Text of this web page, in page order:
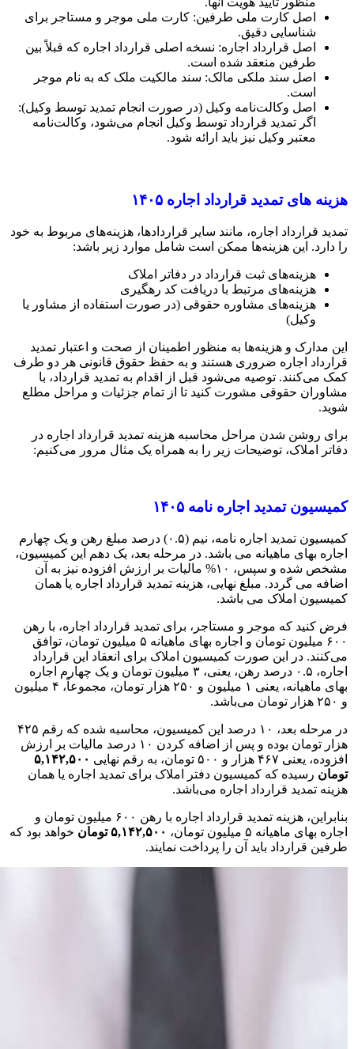
اصل کارت ملی طرفین: کارت ملی موجر و مستاجر برای
شناسایی دقیق.
اصل قرارداد اجاره: نسخه اصلی قرارداد اجاره که قبلاً بین
طرفین منعقد شده است.
اصل سند ملکی مالک: سند مالکیت ملک که به نام موجر
است.
اصل وکالت‌نامه وکیل (در صورت انجام تمدید توسط وکیل):
اگر تمدید قرارداد توسط وکیل انجام می‌شود، وکالت‌نامه
معتبر وکیل نیز باید ارائه شود.
هزینه های تمدید قرارداد اجاره ۱۴۰۵
تمدید قرارداد اجاره، مانند سایر قراردادها، هزینه‌های مربوط به خود
را دارد. این هزینه‌ها ممکن است شامل موارد زیر باشد:
هزینه‌های ثبت قرارداد در دفاتر املاک
هزینه‌های مرتبط با دریافت کد رهگیری
هزینه‌های مشاوره حقوقی (در صورت استفاده از مشاور یا
وکیل)
این مدارک و هزینه‌ها به منظور اطمینان از صحت و اعتبار تمدید
قرارداد اجاره ضروری هستند و به حفظ حقوق قانونی هر دو طرف
کمک می‌کنند. توصیه می‌شود قبل از اقدام به تمدید قرارداد، با
مشاوران حقوقی مشورت کنید تا از تمام جزئیات و مراحل مطلع
شوید.
برای روشن شدن مراحل محاسبه هزینه تمدید قرارداد اجاره در
دفاتر املاک، توضیحات زیر را به همراه یک مثال مرور می‌کنیم:
کمیسیون تمدید اجاره نامه ۱۴۰۵
کمیسیون تمدید اجاره نامه، نیم (۰.۵) درصد مبلغ رهن و یک چهارم
اجاره بهای ماهیانه می باشد. در مرحله بعد، یک دهم این کمیسیون،
مشخص شده و سپس، ۱۰% مالیات بر ارزش افزوده نیز به آن
اضافه می گردد. مبلغ نهایی، هزینه تمدید قرارداد اجاره یا همان
کمیسیون املاک می باشد.
فرض کنید که موجر و مستاجر، برای تمدید قرارداد اجاره، با رهن
۶۰۰ میلیون تومان و اجاره بهای ماهیانه ۵ میلیون تومان، توافق
می‌کنند. در این صورت کمیسیون املاک برای انعقاد این قرارداد
اجاره، ۰.۵ درصد رهن، یعنی، ۳ میلیون تومان و یک چهارم اجاره
بهای ماهیانه، یعنی ۱ میلیون و ۲۵۰ هزار تومان، مجموعاً، ۴ میلیون
و ۲۵۰ هزار تومان می‌باشد.
در مرحله بعد، ۱۰ درصد این کمیسیون، محاسبه شده که رقم ۴۲۵
هزار تومان بوده و پس از اضافه کردن ۱۰ درصد مالیات بر ارزش
افزوده، یعنی ۴۶۷ هزار و ۵۰۰ تومان، به رقم نهایی
۵,۱۴۲,۵۰۰
تومان رسیده که کمیسیون دفتر املاک برای تمدید اجاره یا همان
هزینه تمدید قرارداد اجاره می‌باشد.
بنابراین، هزینه تمدید قرارداد اجاره با رهن ۶۰۰ میلیون تومان و
اجاره بهای ماهیانه ۵ میلیون تومان،
۵,۱۴۲,۵۰۰ تومان
خواهد بود که
طرفین قرارداد باید آن را پرداخت نمایند.